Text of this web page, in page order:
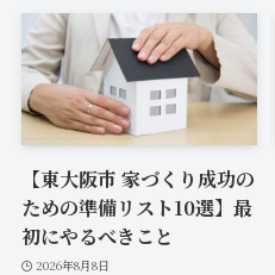
【東大阪市 家づくり成功の
ための準備リスト10選】最
初にやるべきこと
2026年8月8日